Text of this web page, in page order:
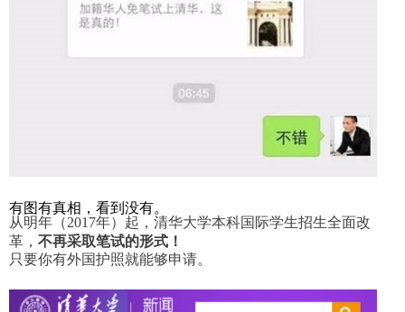
有图有真相，看到没有。
从明年（2017年）起，清华大学本科国际学生招生全面改
革， 不再采取笔试的形式！
只要你有外国护照就能够申请。